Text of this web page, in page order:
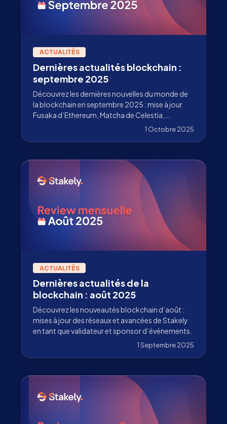
ACTUALITÉS
Dernières actualités blockchain :
septembre 2025
Découvrez les dernières nouvelles du monde de
la blockchain en septembre 2025 : mise à jour
Fusaka d’Ethereum, Matcha de Celestia,
changements chez les validateurs de Stakely et
1 Octobre 2025
ACTUALITÉS
Dernières actualités de la
blockchain : août 2025
Découvrez les nouveautés blockchain d’août :
mises à jour des réseaux et avancées de Stakely
en tant que validateur et sponsor d’événements.
1 Septembre 2025